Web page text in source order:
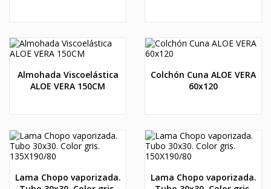
Almohada Viscoelástica
ALOE VERA 150CM
Colchón Cuna ALOE VERA
60x120
Lama Chopo vaporizada.
Lama Chopo vaporizada.